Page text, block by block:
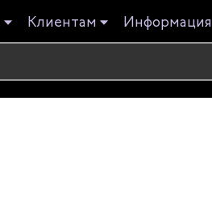
Клиентам Информация